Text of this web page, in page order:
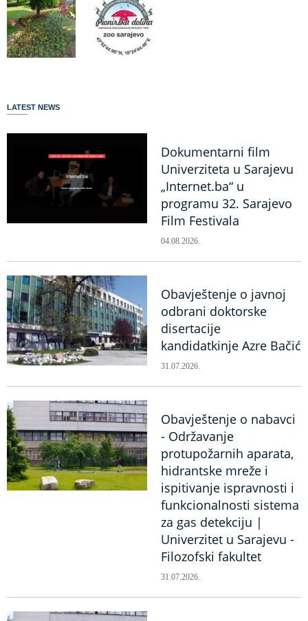
LATEST NEWS
Dokumentarni film
Univerziteta u Sarajevu
„Internet.ba“ u
programu 32. Sarajevo
Film Festivala
04.08.2026.
Obavještenje o javnoj
odbrani doktorske
disertacije
kandidatkinje Azre Bačić
31.07.2026.
Obavještenje o nabavci
- Održavanje
protupožarnih aparata,
hidrantske mreže i
ispitivanje ispravnosti i
funkcionalnosti sistema
za gas detekciju |
Univerzitet u Sarajevu -
Filozofski fakultet
31.07.2026.